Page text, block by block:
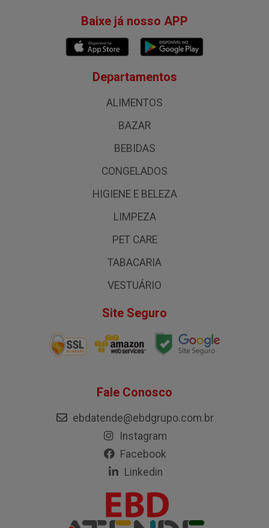
Baixe já nosso APP
Departamentos
ALIMENTOS
BAZAR
BEBIDAS
CONGELADOS
HIGIENE E BELEZA
LIMPEZA
PET CARE
TABACARIA
VESTUÁRIO
Site Seguro
Fale Conosco
ebdatende@ebdgrupo.com.br
Instagram
Facebook
Linkedin